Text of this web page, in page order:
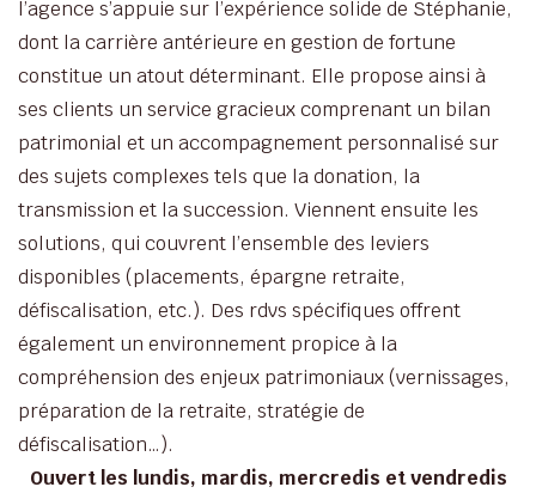
l’agence s’appuie sur l’expérience solide de Stéphanie,
dont la carrière antérieure en gestion de fortune
constitue un atout déterminant. Elle propose ainsi à
ses clients un service gracieux comprenant un bilan
patrimonial et un accompagnement personnalisé sur
des sujets complexes tels que la donation, la
transmission et la succession. Viennent ensuite les
solutions, qui couvrent l’ensemble des leviers
disponibles (placements, épargne retraite,
défiscalisation, etc.). Des rdvs spécifiques offrent
également un environnement propice à la
compréhension des enjeux patrimoniaux (vernissages,
préparation de la retraite, stratégie de
défiscalisation…).
Ouvert les lundis, mardis, mercredis et vendredis